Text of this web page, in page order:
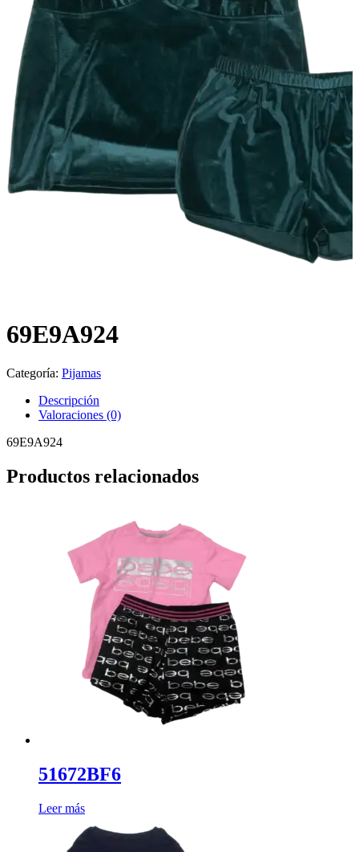
69E9A924
Categoría: Pijamas
Descripción
Valoraciones (0)
69E9A924
Productos relacionados
51672BF6
Leer más